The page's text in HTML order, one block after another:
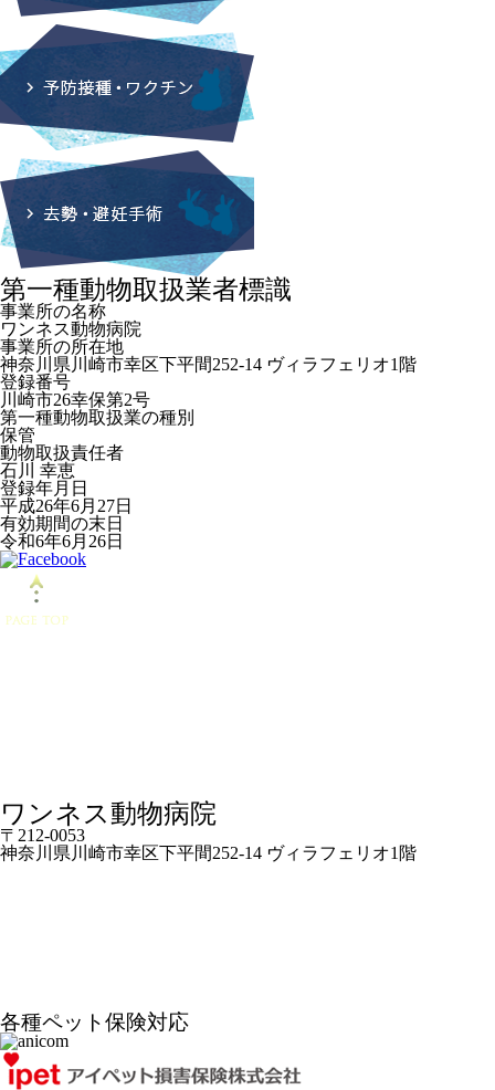
第一種動物取扱業者標識
事業所の名称
ワンネス動物病院
事業所の所在地
神奈川県川崎市幸区下平間252-14 ヴィラフェリオ1階
登録番号
川崎市26幸保第2号
第一種動物取扱業の種別
保管
動物取扱責任者
石川 幸恵
登録年月日
平成26年6月27日
有効期間の末日
令和6年6月26日
ワンネス動物病院
〒212-0053
神奈川県川崎市幸区下平間252-14 ヴィラフェリオ1階
各種ペット保険対応